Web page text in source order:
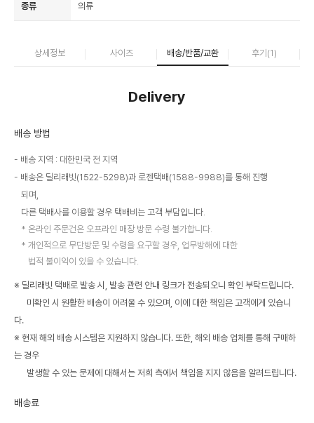
종류 의류
상세정보 사이즈 배송/반품/교환 후기(1)
Delivery
배송 방법
배송 지역 : 대한민국 전 지역
배송은 딜리래빗(1522-5298)과 로젠택배(1588-9988)를 통해 진행
되며,
다른 택배사를 이용할 경우 택배비는 고객 부담입니다.
온라인 주문건은 오프라인 매장 방문 수령 불가합니다.
개인적으로 무단방문 및 수령을 요구할 경우, 업무방해에 대한
법적 불이익이 있을 수 있습니다.
※ 딜리래빗 택배로 발송 시, 발송 관련 안내 링크가 전송되오니 확인 부탁드립니다.
미확인 시 원활한 배송이 어려울 수 있으며, 이에 대한 책임은 고객에게 있습니
다.
※ 현재 해외 배송 시스템은 지원하지 않습니다. 또한, 해외 배송 업체를 통해 구매하
는 경우
발생할 수 있는 문제에 대해서는 저희 측에서 책임을 지지 않음을 알려드립니다.
배송료